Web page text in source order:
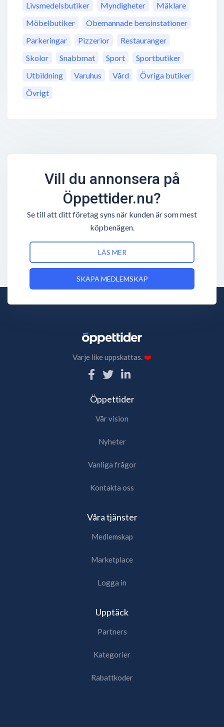
Livsmedelsbutiker
Myndigheter
Mäklare
Möbelbutiker
Obemannade bensinstationer
Parkeringar
Pizzerior
Restauranger
Skolor
Snabbmat Sport
Sportbutiker
Utbildning
Varuhus Vård
Övriga butiker
Övrigt
Vill du annonsera på
Öppettider.nu?
Se till att ditt företag syns när kunden är som mest
köpbenägen.
LÄS MER
SKAPA MEDLEMSKAP
Varje like uppskattas.❤️
Öppettider
Vår vision
Nyheter
Vanliga frågor
Kontakta oss
Våra tjänster
Medlemskap
Marketplace
Logga in
Upptäck
Partners
Kategorier
Rabattkoder